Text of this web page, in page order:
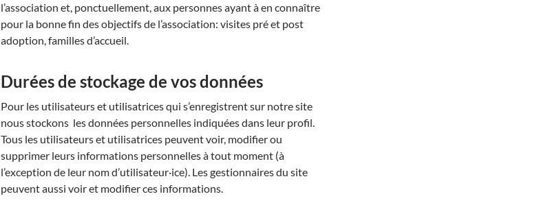
l’association et, ponctuellement, aux personnes ayant à en connaître
pour la bonne fin des objectifs de l’association: visites pré et post
adoption, familles d’accueil.
Durées de stockage de vos données
Pour les utilisateurs et utilisatrices qui s’enregistrent sur notre site
nous stockons les données personnelles indiquées dans leur profil.
Tous les utilisateurs et utilisatrices peuvent voir, modifier ou
supprimer leurs informations personnelles à tout moment (à
l’exception de leur nom d’utilisateur·ice). Les gestionnaires du site
peuvent aussi voir et modifier ces informations.